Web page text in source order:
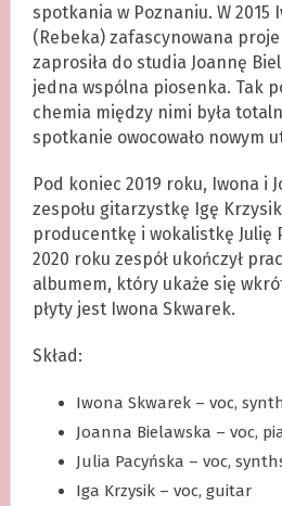
spotkania w Poznaniu. W 2015
(Rebeka) zafascynowana
zaprosiła do studia Joannę
jedna wspólna piosenka. Tak
chemia między nimi była
spotkanie owocowało nowym
Pod koniec 2019 roku, Iwona i
zespołu gitarzystkę Igę
producentkę i wokalistkę Julię
2020 roku zespół ukończył
albumem, który ukaże się
płyty jest Iwona Skwarek.
Skład:
Iwona Skwarek – voc,
Joanna Bielawska – voc,
Julia Pacyńska – voc,
Iga Krzysik – voc, guitar